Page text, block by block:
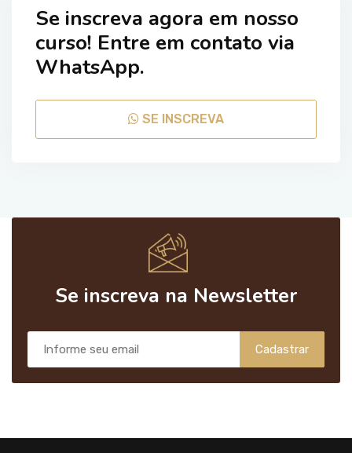
Se inscreva agora em nosso
curso! Entre em contato via
WhatsApp.
SE INSCREVA
Se inscreva na Newsletter
Cadastrar